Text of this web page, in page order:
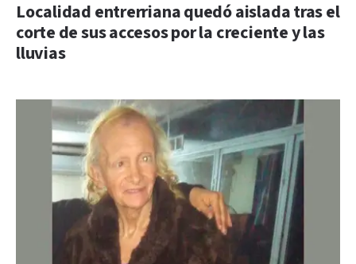
Localidad entrerriana quedó aislada tras el
corte de sus accesos por la creciente y las
lluvias